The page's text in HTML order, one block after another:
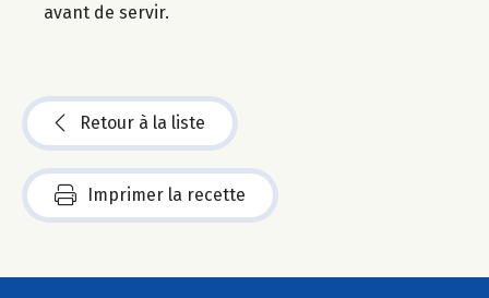
avant de servir.
Retour à la liste
Imprimer la recette